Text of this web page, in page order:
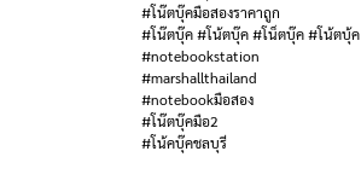
#โน๊ตบุ๊คมือสองราคาถูก
#โน๊ตบุ๊ค #โน้ตบุ๊ค #โน็ตบุ๊ค #โน้ตบุ้ค
#notebookstation
#marshallthailand
#notebookมือสอง
#โน๊ตบุ๊คมือ2
#โน้คบุ๊คชลบุรี